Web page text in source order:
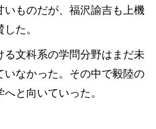
いものだが、福沢諭吉も上機
た。
る文科系の学問分野はまだ未
いなかった。その中で毅陸の
と向いていった。